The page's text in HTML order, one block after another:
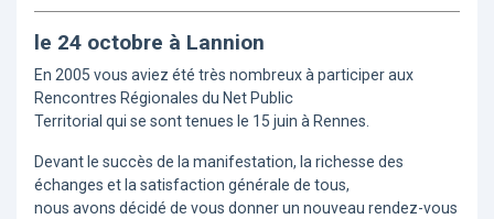
le 24 octobre à Lannion
En 2005 vous aviez été très nombreux à participer aux
Rencontres Régionales du Net Public
Territorial qui se sont tenues le 15 juin à Rennes.
Devant le succès de la manifestation, la richesse des
échanges et la satisfaction générale de tous,
nous avons décidé de vous donner un nouveau rendez-vous